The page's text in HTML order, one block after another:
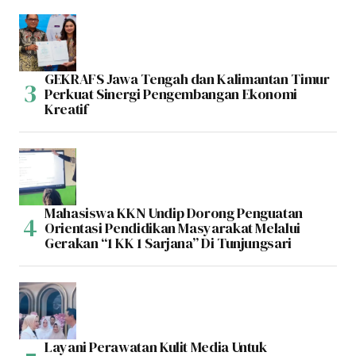
GEKRAFS Jawa Tengah dan Kalimantan Timur
Perkuat Sinergi Pengembangan Ekonomi
Kreatif
Mahasiswa KKN Undip Dorong Penguatan
Orientasi Pendidikan Masyarakat Melalui
Gerakan “1 KK 1 Sarjana” Di Tunjungsari
Layani Perawatan Kulit Media Untuk